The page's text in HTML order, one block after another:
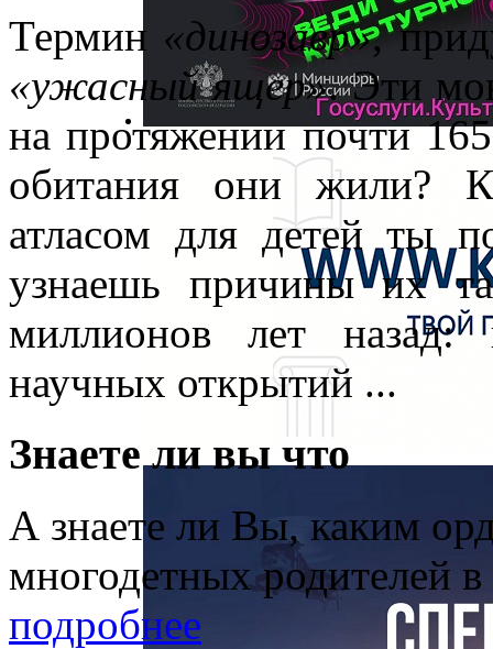
Термин «динозавр»,
«ужасный ящер». Эти
на протяжении почти
обитания они жили?
атласом для детей ты
узнаешь причины их
миллионов лет
научных открытий ...
Знаете ли вы что
А знаете ли Вы, каким
многодетных родителей
подробнее